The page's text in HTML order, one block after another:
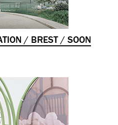
/ BREST / SOON